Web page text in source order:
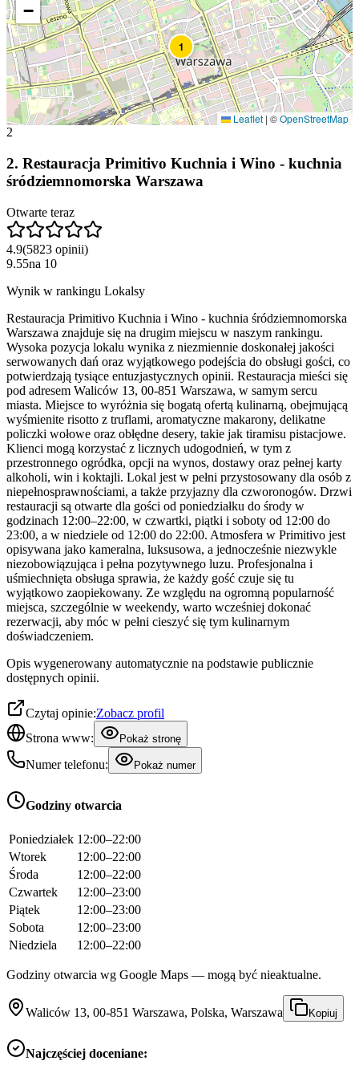
1
−
Leaflet | ©OpenStreetMap
2
2. Restauracja Primitivo Kuchnia i Wino - kuchnia
śródziemnomorska Warszawa
Otwarte teraz
4.9(5823 opinii)
9.55na 10
Wynik w rankingu Lokalsy
Restauracja Primitivo Kuchnia i Wino - kuchnia śródziemnomorska
Warszawa znajduje się na drugim miejscu w naszym rankingu.
Wysoka pozycja lokalu wynika z niezmiennie doskonałej jakości
serwowanych dań oraz wyjątkowego podejścia do obsługi gości, co
potwierdzają tysiące entuzjastycznych opinii. Restauracja mieści się
pod adresem Waliców 13, 00-851 Warszawa, w samym sercu
miasta. Miejsce to wyróżnia się bogatą ofertą kulinarną, obejmującą
wyśmienite risotto z truflami, aromatyczne makarony, delikatne
policzki wołowe oraz obłędne desery, takie jak tiramisu pistacjowe.
Klienci mogą korzystać z licznych udogodnień, w tym z
przestronnego ogródka, opcji na wynos, dostawy oraz pełnej karty
alkoholi, win i koktajli. Lokal jest w pełni przystosowany dla osób z
niepełnosprawnościami, a także przyjazny dla czworonogów. Drzwi
restauracji są otwarte dla gości od poniedziałku do środy w
godzinach 12:00–22:00, w czwartki, piątki i soboty od 12:00 do
23:00, a w niedziele od 12:00 do 22:00. Atmosfera w Primitivo jest
opisywana jako kameralna, luksusowa, a jednocześnie niezwykle
niezobowiązująca i pełna pozytywnego luzu. Profesjonalna i
uśmiechnięta obsługa sprawia, że każdy gość czuje się tu
wyjątkowo zaopiekowany. Ze względu na ogromną popularność
miejsca, szczególnie w weekendy, warto wcześniej dokonać
rezerwacji, aby móc w pełni cieszyć się tym kulinarnym
doświadczeniem.
Opis wygenerowany automatycznie na podstawie publicznie
dostępnych opinii.
Czytaj opinie:Zobacz profil
Strona www:
Pokaż stronę
Numer telefonu: Pokaż numer
Godziny otwarcia
Poniedziałek 12:00–22:00
Wtorek
12:00–22:00
Środa
12:00–22:00
Czwartek
12:00–23:00
Piątek
12:00–23:00
Sobota
12:00–23:00
Niedziela
12:00–22:00
Godziny otwarcia wg Google Maps — mogą być nieaktualne.
Waliców 13, 00-851 Warszawa, Polska, Warszawa Kopiuj
Najczęściej doceniane: